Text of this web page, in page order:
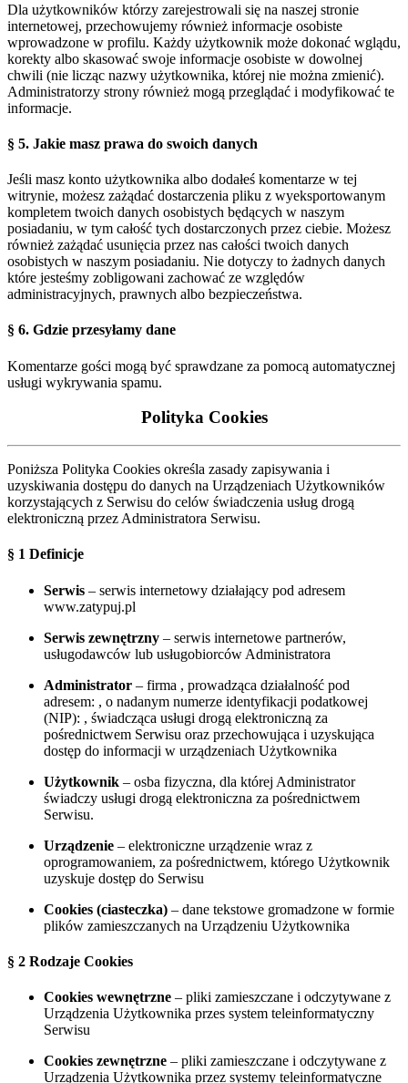
Dla użytkowników którzy zarejestrowali się na naszej stronie
internetowej, przechowujemy również informacje osobiste
wprowadzone w profilu. Każdy użytkownik może dokonać wglądu,
korekty albo skasować swoje informacje osobiste w dowolnej
chwili (nie licząc nazwy użytkownika, której nie można zmienić).
Administratorzy strony również mogą przeglądać i modyfikować te
informacje.
§ 5. Jakie masz prawa do swoich danych
Jeśli masz konto użytkownika albo dodałeś komentarze w tej
witrynie, możesz zażądać dostarczenia pliku z wyeksportowanym
kompletem twoich danych osobistych będących w naszym
posiadaniu, w tym całość tych dostarczonych przez ciebie. Możesz
również zażądać usunięcia przez nas całości twoich danych
osobistych w naszym posiadaniu. Nie dotyczy to żadnych danych
które jesteśmy zobligowani zachować ze względów
administracyjnych, prawnych albo bezpieczeństwa.
§ 6. Gdzie przesyłamy dane
Komentarze gości mogą być sprawdzane za pomocą automatycznej
usługi wykrywania spamu.
Polityka Cookies
Poniższa Polityka Cookies określa zasady zapisywania i
uzyskiwania dostępu do danych na Urządzeniach Użytkowników
korzystających z Serwisu do celów świadczenia usług drogą
elektroniczną przez Administratora Serwisu.
§ 1 Definicje
Serwis – serwis internetowy działający pod adresem
www.zatypuj.pl
Serwis zewnętrzny – serwis internetowe partnerów,
usługodawców lub usługobiorców Administratora
Administrator – firma , prowadząca działalność pod
adresem: , o nadanym numerze identyfikacji podatkowej
(NIP): , świadcząca usługi drogą elektroniczną za
pośrednictwem Serwisu oraz przechowująca i uzyskująca
dostęp do informacji w urządzeniach Użytkownika
Użytkownik – osba fizyczna, dla której Administrator
świadczy usługi drogą elektroniczna za pośrednictwem
Serwisu.
Urządzenie – elektroniczne urządzenie wraz z
oprogramowaniem, za pośrednictwem, którego Użytkownik
uzyskuje dostęp do Serwisu
Cookies (ciasteczka) – dane tekstowe gromadzone w formie
plików zamieszczanych na Urządzeniu Użytkownika
§ 2 Rodzaje Cookies
Cookies wewnętrzne – pliki zamieszczane i odczytywane z
Urządzenia Użytkownika przes system teleinformatyczny
Serwisu
Cookies zewnętrzne – pliki zamieszczane i odczytywane z
Urządzenia Użytkownika przez systemy teleinformatyczne